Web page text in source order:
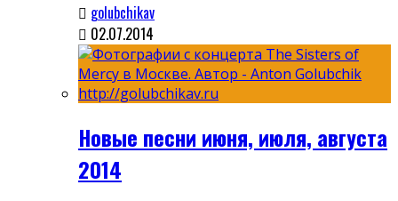
golubchikav
02.07.2014
Новые песни июня, июля, августа
2014